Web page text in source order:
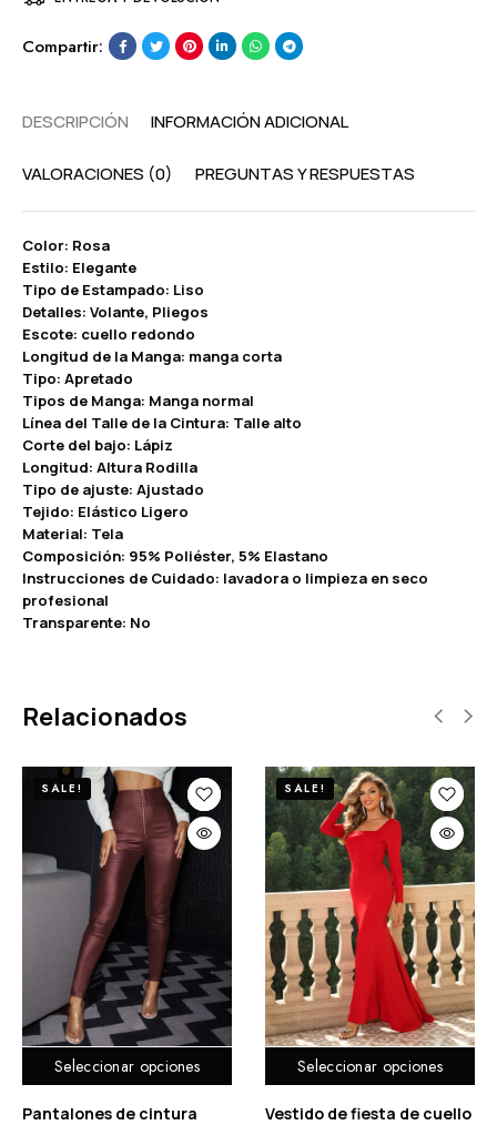
Compartir:
DESCRIPCIÓN INFORMACIÓN ADICIONAL
VALORACIONES (0) PREGUNTAS Y RESPUESTAS
Color: Rosa
Estilo: Elegante
Tipo de Estampado: Liso
Detalles: Volante, Pliegos
Escote: cuello redondo
Longitud de la Manga: manga corta
Tipo: Apretado
Tipos de Manga: Manga normal
Línea del Talle de la Cintura: Talle alto
Corte del bajo: Lápiz
Longitud: Altura Rodilla
Tipo de ajuste: Ajustado
Tejido: Elástico Ligero
Material: Tela
Composición: 95% Poliéster, 5% Elastano
Instrucciones de Cuidado: lavadora o limpieza en seco
profesional
Transparente: No
Relacionados
Seleccionar opciones
SALE!
Pantalones de cintura
Seleccionar opciones
SALE!
Vestido de fiesta de cuello